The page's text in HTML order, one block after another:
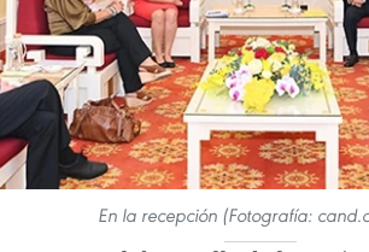
En la recepción (Fotografía: